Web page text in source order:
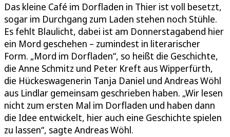
Das kleine Café im Dorfladen in Thier ist voll besetzt,
sogar im Durchgang zum Laden stehen noch Stühle.
Es fehlt Blaulicht, dabei ist am Donnerstagabend hier
ein Mord geschehen – zumindest in literarischer
Form. „Mord im Dorfladen“, so heißt die Geschichte,
die Anne Schmitz und Peter Kreft aus Wipperfürth,
die Hückeswagenerin Tanja Daniel und Andreas Wöhl
aus Lindlar gemeinsam geschrieben haben. „Wir lesen
nicht zum ersten Mal im Dorfladen und haben dann
die Idee entwickelt, hier auch eine Geschichte spielen
zu lassen“, sagte Andreas Wöhl.